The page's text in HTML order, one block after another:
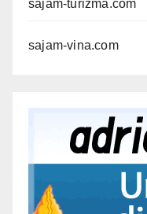
sajam-turizma.com
sajam-vina.com